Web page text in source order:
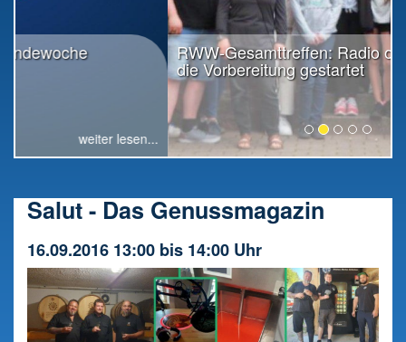
RWW-Gesamttreffen: Radio offiziell in
die Vorbereitung gestartet
weiter lesen...
Salut - Das Genussmagazin
16.09.2016 13:00 bis 14:00 Uhr